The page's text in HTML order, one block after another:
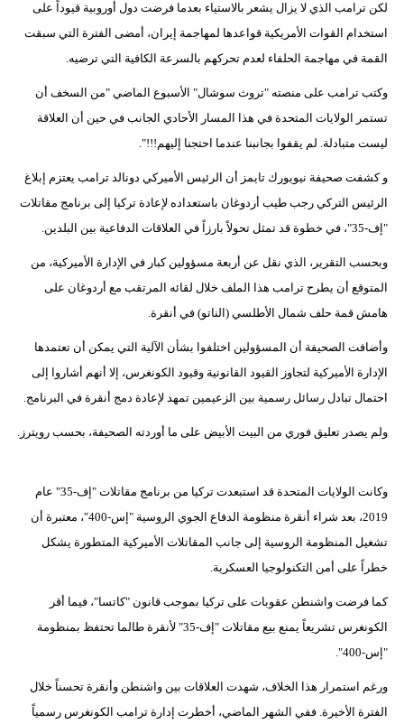
لكن ترامب الذي لا يزال يشعر بالاستياء بعدما فرضت دول أوروبية قيوداً على
استخدام القوات الأمريكية قواعدها لمهاجمة إيران، أمضى الفترة التي سبقت
القمة في مهاجمة الحلفاء لعدم تحركهم بالسرعة الكافية التي ترضيه.
وكتب ترامب على منصته "تروث سوشال" الأسبوع الماضي "من السخف أن
تستمر الولايات المتحدة في هذا المسار الأحادي الجانب في حين أن العلاقة
ليست متبادلة. لم يقفوا بجانبنا عندما احتجنا إليهم!!!".
و كشفت صحيفة نيويورك تايمز أن الرئيس الأميركي دونالد ترامب يعتزم إبلاغ
الرئيس التركي رجب طيب أردوغان باستعداده لإعادة تركيا إلى برنامج مقاتلات
"إف-35"، في خطوة قد تمثل تحولاً بارزاً في العلاقات الدفاعية بين البلدين.
وبحسب التقرير، الذي نقل عن أربعة مسؤولين كبار في الإدارة الأميركية، من
المتوقع أن يطرح ترامب هذا الملف خلال لقائه المرتقب مع أردوغان على
هامش قمة حلف شمال الأطلسي (الناتو) في أنقرة.
وأضافت الصحيفة أن المسؤولين اختلفوا بشأن الآلية التي يمكن أن تعتمدها
الإدارة الأميركية لتجاوز القيود القانونية وقيود الكونغرس، إلا أنهم أشاروا إلى
احتمال تبادل رسائل رسمية بين الزعيمين تمهد لإعادة دمج أنقرة في البرنامج.
ولم يصدر تعليق فوري من البيت الأبيض على ما أوردته الصحيفة، بحسب رويترز.
وكانت الولايات المتحدة قد استبعدت تركيا من برنامج مقاتلات "إف-35" عام
2019، بعد شراء أنقرة منظومة الدفاع الجوي الروسية "إس-400"، معتبرة أن
تشغيل المنظومة الروسية إلى جانب المقاتلات الأميركية المتطورة يشكل
خطراً على أمن التكنولوجيا العسكرية.
كما فرضت واشنطن عقوبات على تركيا بموجب قانون "كاتسا"، فيما أقر
الكونغرس تشريعاً يمنع بيع مقاتلات "إف-35" لأنقرة طالما تحتفظ بمنظومة
"إس-400".
ورغم استمرار هذا الخلاف، شهدت العلاقات بين واشنطن وأنقرة تحسناً خلال
الفترة الأخيرة. ففي الشهر الماضي، أخطرت إدارة ترامب الكونغرس رسمياً